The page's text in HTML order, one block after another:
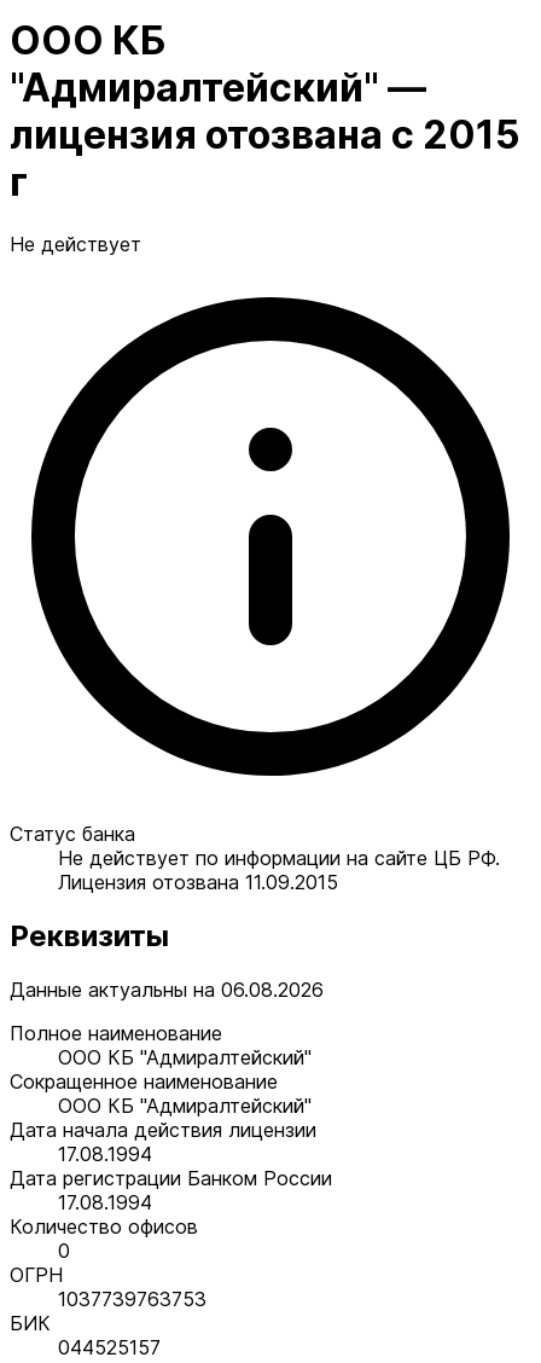
ООО КБ
"Адмиралтейский" —
лицензия отозвана с 2015
г
Не действует
Статус банка
Не действует по информации на сайте ЦБ РФ.
Лицензия отозвана 11.09.2015
Реквизиты
Данные актуальны на 06.08.2026
Полное наименование
ООО КБ "Адмиралтейский"
Сокращенное наименование
ООО КБ "Адмиралтейский"
Дата начала действия лицензии
17.08.1994
Дата регистрации Банком России
17.08.1994
Количество офисов
0
ОГРН
1037739763753
БИК
044525157